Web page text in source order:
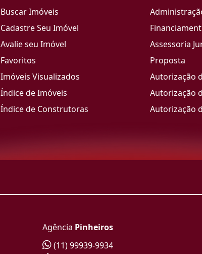
Buscar Imóveis
Cadastre Seu Imóvel
Avalie seu Imóvel
Favoritos
Imóveis Visualizados
Índice de Imóveis
Índice de Construtoras
Assessoria
Proposta
Autorização
Autorização
Autorização
Agência Pinheiros
(11) 99939-9934